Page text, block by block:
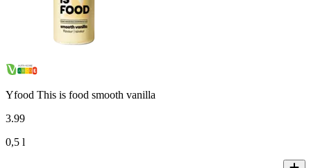
Yfood This is food smooth vanilla
3.99
0,5 l